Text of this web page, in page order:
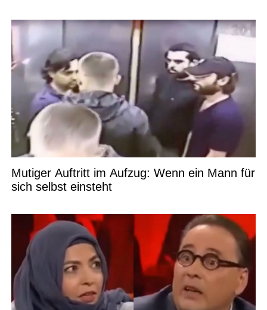
Mutiger Auftritt im Aufzug: Wenn ein Mann für
sich selbst einsteht